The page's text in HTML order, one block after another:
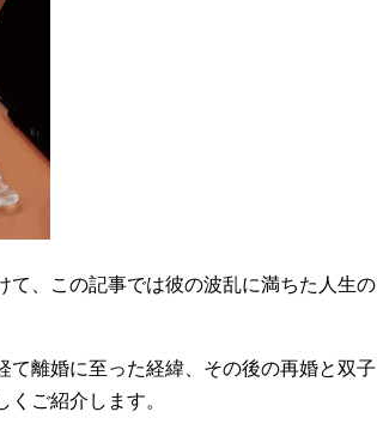
て、この記事では彼の波乱に満ちた人生の
離婚に至った経緯、その後の再婚と双子
ご紹介します。